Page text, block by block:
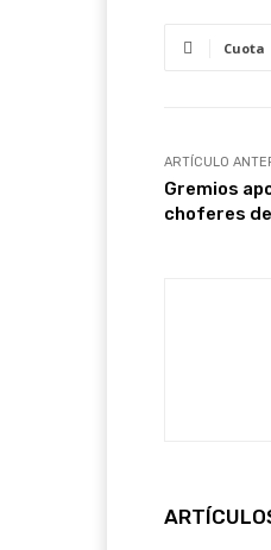
Cuota
ARTÍCULO
Gremios
choferes